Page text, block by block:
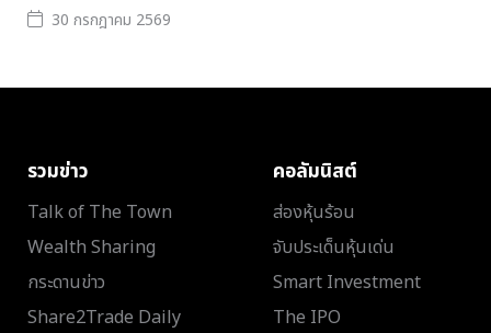
30 กรกฎาคม 2569
รวมข่าว
Talk of The Town
Wealth Sharing
กระดานข่าว
Share2Trade Daily
คอลัมนิสต์
ส่องหุ้นร้อน
จับประเด็นหุ้นเด่น
Smart Investment
The IPO